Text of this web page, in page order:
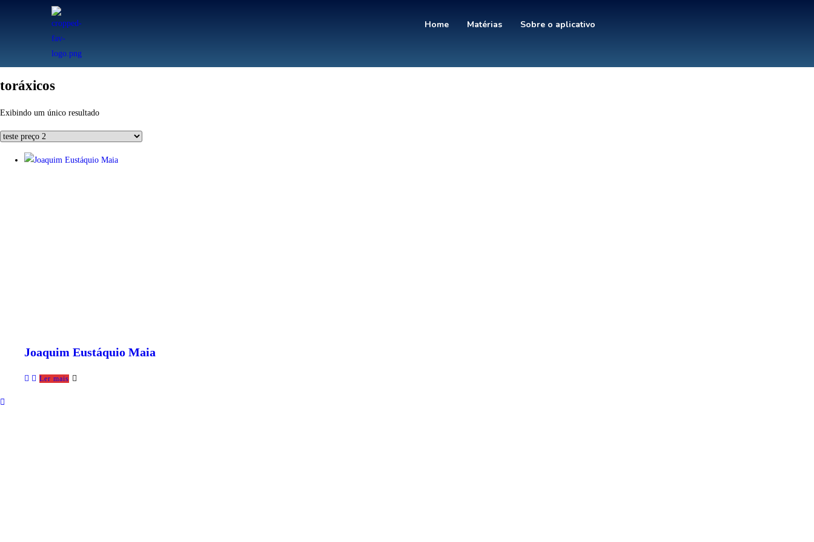
Home Matérias Sobre o aplicativo
toráxicos
Exibindo um único resultado
Joaquim Eustáquio Maia
Ler mais